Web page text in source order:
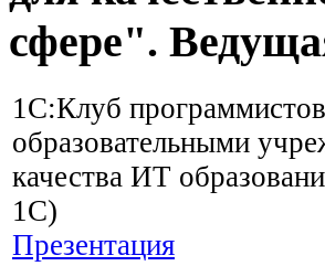
сфере".
1С:Клуб
образовательными
качества ИТ
1С)
Презентация